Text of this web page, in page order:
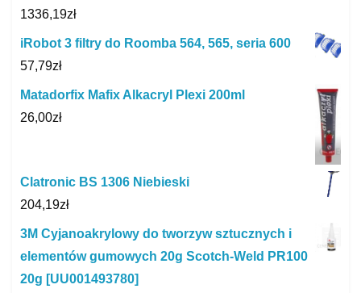
1336,19zł
iRobot 3 filtry do Roomba 564, 565, seria 600
57,79zł
Matadorfix Mafix Alkacryl Plexi 200ml
26,00zł
Clatronic BS 1306 Niebieski
204,19zł
3M Cyjanoakrylowy do tworzyw sztucznych i
elementów gumowych 20g Scotch-Weld PR100
20g [UU001493780]